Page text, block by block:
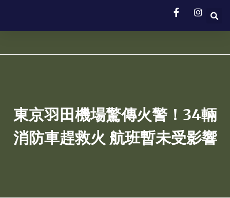
東京羽田機場驚傳火警！34輛
消防車趕救火 航班暫未受影響